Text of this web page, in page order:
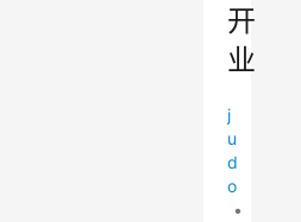
开
业
j
u
d
o
•